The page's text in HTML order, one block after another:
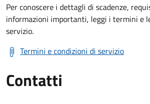
Per conoscere i dettagli di scadenze,
informazioni importanti, leggi i termini e
servizio.
Termini e condizioni di servizio
Contatti